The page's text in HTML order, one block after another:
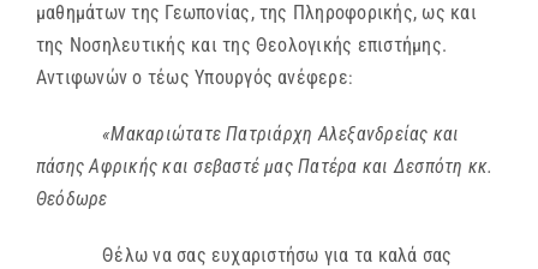
μαθημάτων της Γεωπονίας, της Πληροφορικής, ως και
της Νοσηλευτικής και της Θεολογικής επιστήμης.
Αντιφωνών ο τέως Υπουργός ανέφερε:
«Μακαριώτατε Πατριάρχη Αλεξανδρείας και
πάσης Αφρικής και σεβαστέ μας Πατέρα και Δεσπότη κκ.
Θεόδωρε
Θέλω να σας ευχαριστήσω για τα καλά σας